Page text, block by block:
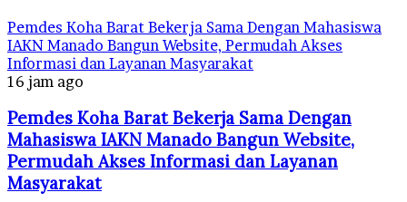
Pemdes Koha Barat Bekerja Sama Dengan Mahasiswa
IAKN Manado Bangun Website, Permudah Akses
Informasi dan Layanan Masyarakat
16 jam ago
Pemdes Koha Barat Bekerja Sama Dengan
Mahasiswa IAKN Manado Bangun Website,
Permudah Akses Informasi dan Layanan
Masyarakat